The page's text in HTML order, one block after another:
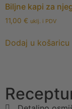
Biljne kapi za
11,00 € uklj. i PDV
Dodaj u košaricu